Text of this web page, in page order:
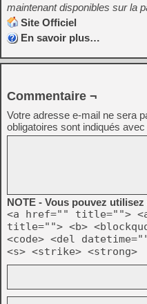
maintenant disponibles sur la
Site Officiel
En savoir plus…
Commentaire ¬
Votre adresse e-mail ne sera
obligatoires sont indiqués avec
NOTE - Vous pouvez
<a href="" title="">
title=""> <b>
<code> <del
<s> <strike> <strong>